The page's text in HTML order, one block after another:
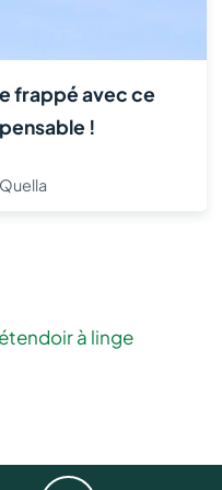
frappé avec ce
!
étendoir à linge